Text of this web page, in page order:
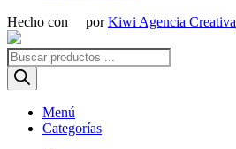
Hecho con
porKiwi Agencia Creativa
Búsqueda
de
productos
Menú
Categorías